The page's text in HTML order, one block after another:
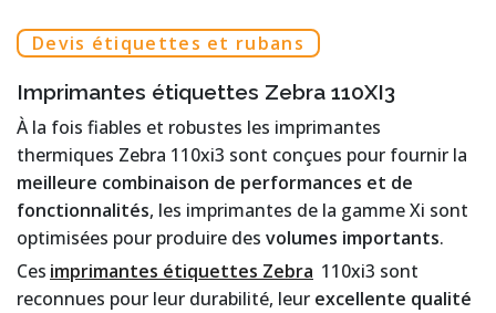
Devis étiquettes et rubans
Imprimantes étiquettes Zebra 110XI3
À la fois fiables et robustes les imprimantes
thermiques Zebra 110xi3 sont conçues pour fournir la
meilleure combinaison de performances et de
fonctionnalités, les imprimantes de la gamme Xi sont
optimisées pour produire des volumes importants.
Ces imprimantes étiquettes Zebra 110xi3 sont
reconnues pour leur durabilité, leur excellente qualité